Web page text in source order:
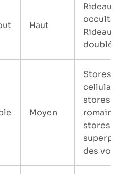
Haut
Rideaux
occultants,
Rideaux
doublés
Moyen
Stores
cellulaires,
stores
romains,
stores
des